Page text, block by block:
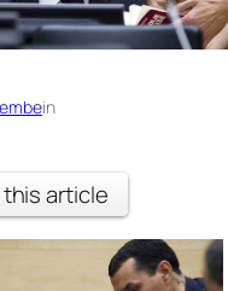
in
article